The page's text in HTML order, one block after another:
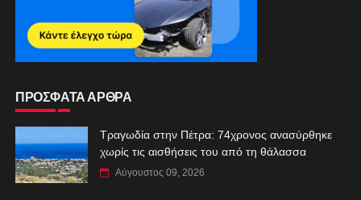
ΠΡΟΣΦΑΤΑ ΑΡΘΡΑ
Τραγωδία στην Πέτρα: 74χρονος ανασύρθηκε
χωρίς τις αισθήσεις του από τη θάλασσα
Αύγουστος 09, 2026